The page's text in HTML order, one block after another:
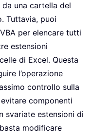
una cartella del
Tuttavia, puoi
per elencare tutti
estensioni
di Excel. Questa
l’operazione
controllo sulla
componenti
svariate estensioni di
modificare